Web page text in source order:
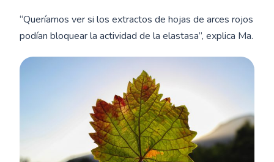
“Queríamos ver si los extractos de hojas de arces rojos
podían bloquear la actividad de la elastasa”, explica Ma.